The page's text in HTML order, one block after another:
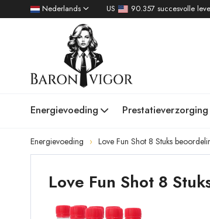
Nederlands US 90.357 succesvolle
Energievoeding Prestatieverzorging
Energievoeding Love Fun Shot 8 Stuks
Love Fun Shot 8